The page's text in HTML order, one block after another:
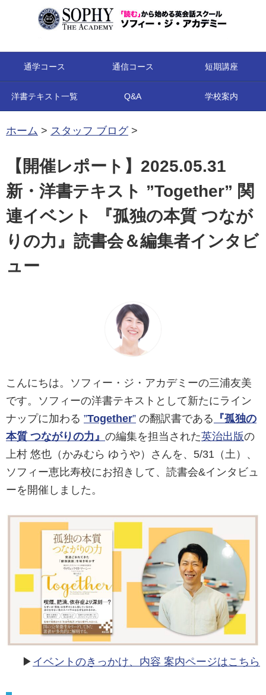
通学コース 通信コース 短期講座
洋書テキスト一覧 Q&A 学校案内
ホーム > スタッフ ブログ>
【開催レポート】2025.05.31
新・洋書テキスト ”Together” 関
連イベント 『孤独の本質 つなが
りの力』読書会＆編集者インタビ
ュー
こんにちは。ソフィー・ジ・アカデミーの三浦友美
です。ソフィーの洋書テキストとして新たにライン
ナップに加わる ”Together” の翻訳書である 『孤独の
本質 つながりの力』 の編集を担当された英治出版の
上村 悠也（かみむら ゆうや）さんを、5/31（土）、
ソフィー恵比寿校にお招きして、読書会&インタビュ
ーを開催しました。
▶ イベントのきっかけ、内容 案内ページはこちら